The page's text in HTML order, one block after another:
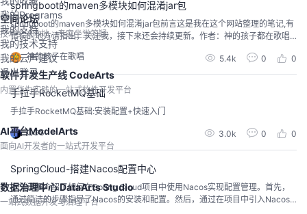
空间论坛
技术交流阵地，专家坐堂答疑
软件开发生产线 CodeArts
内置华为实践的一站式软件开发平台
AI平台ModelArts
面向AI开发者的一站式开发平台
数据治理中心 DataArts Studio
一站式数据开发与治理平台
我的Programs
我的支持
我的技术支持
我的云声建议
退出登录
springboot的maven多模块如何混淆jar包
springboot的maven多模块如何混淆jar包前言这是我在这个网站整理的笔记,有
错误的地方请指出，关注我，接下来还会持续更新。作者：神的孩子都在歌唱
一.简介proguard 是广为使用的混淆工具之一：它检测并删除未使用的类、字
段、方法和属性。它优化字节码并删除未使用的指令。它使用简短的无意义名
称重命名其余的类、字段和方法。springboot可以使用proguard-maven-...
神的孩子在歌唱 5.4k 0 0
手拉手RocketMQ基础
手拉手RocketMQ基础:安装配置+快速入门
QGS 3.0k 0 0
SpringCloud-搭建Nacos配置中心
本文详细介绍了如何在Spring Cloud项目中使用Nacos实现配置管理。首先，
通过简洁的步骤指导了Nacos的安装和配置。然后，通过在项目中引入Nacos